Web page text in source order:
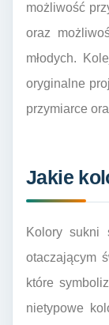
możliwość
oraz
młodych.
oryginalne
przymiarce
Jakie
Kolory sukni
otaczającym
które
nietypowe